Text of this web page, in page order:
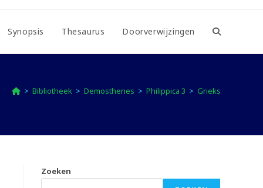
Synopsis Thesaurus Doorverwijzingen Toggle
> Bibliotheek > Demosthenes > Philippica 3 > Grieks
Zoeken